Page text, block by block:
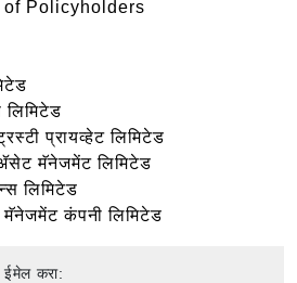
of Policyholders
लिमिटेड
प्रायव्हेट लिमिटेड
मॅनेजमेंट लिमिटेड
लिमिटेड
कंपनी लिमिटेड
ईमेल करा: